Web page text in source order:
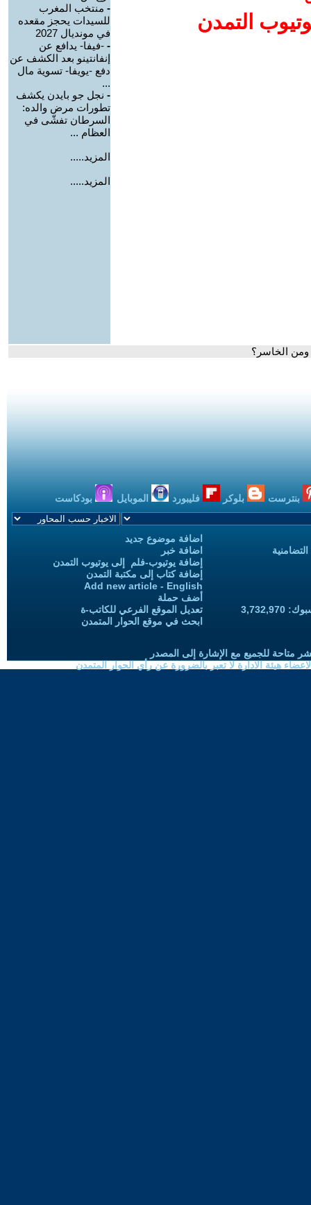
التمدن
- منتخب المغرب
للسيدات يحجز مقعده
في مونديال 2027
- -فيفا- يدافع عن
إنفانتينو بعد الكشف عن
دفع -يويفا- تسوية مال
...
- نجل جو بايدن يكشف
تطورات مرض والده:
السرطان تفشّى في
العظام ...
المزيد.....
المزيد.....
الخاسر؟
بنترست بلوكر فليبورد الموبايل بودكاست
اضافة موضوع جديد
اضافة خبر
إضافة يوتيوب-فلم إلى يوتيوب التمدن
إضافة كتاب إلى مكتبة التمدن
Add new article - English
أضف حملة
تعديل الموقع الفرعي للكاتب-ة
ابحث في موقع الحوار المتمدن
متاحة للجميع مع الإشارة إلى المصدر
هيئة الادارة لا تعبر بالضرورة عن رأي الحوار المتمدن